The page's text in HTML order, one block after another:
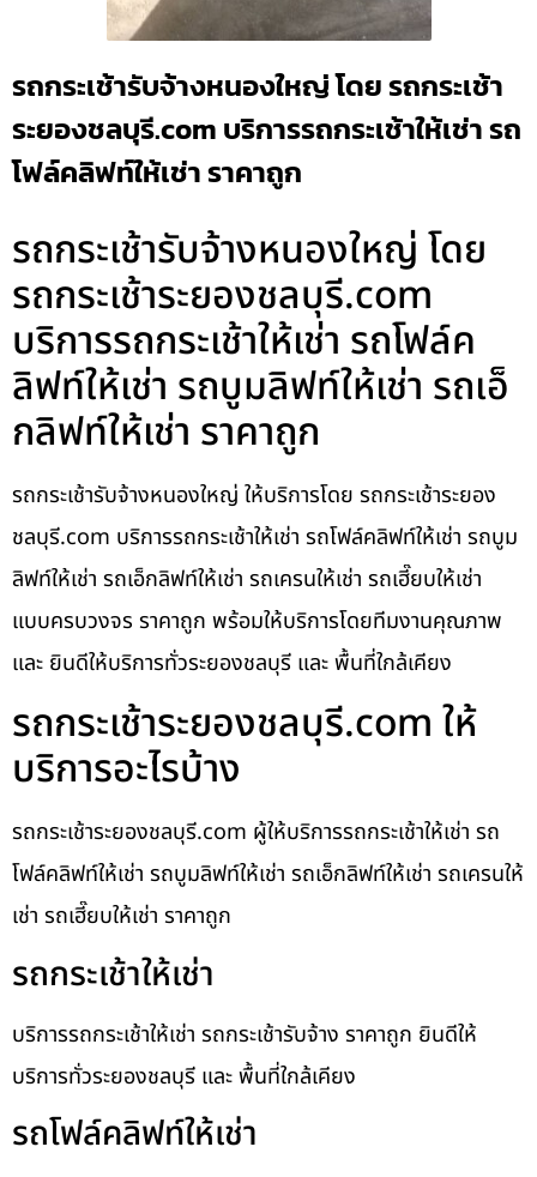
รถกระเช้ารับจ้างหนองใหญ่ โดย รถกระเช้า
ระยองชลบุรี.com บริการรถกระเช้าให้เช่า รถ
โฟล์คลิฟท์ให้เช่า ราคาถูก
รถกระเช้ารับจ้างหนองใหญ่ โดย
รถกระเช้าระยองชลบุรี.com
บริการรถกระเช้าให้เช่า รถโฟล์ค
ลิฟท์ให้เช่า รถบูมลิฟท์ให้เช่า รถเอ็
กลิฟท์ให้เช่า ราคาถูก
รถกระเช้ารับจ้างหนองใหญ่ ให้บริการโดย รถกระเช้าระยอง
ชลบุรี.com บริการรถกระเช้าให้เช่า รถโฟล์คลิฟท์ให้เช่า รถบูม
ลิฟท์ให้เช่า รถเอ็กลิฟท์ให้เช่า รถเครนให้เช่า รถเฮี๊ยบให้เช่า
แบบครบวงจร ราคาถูก พร้อมให้บริการโดยทีมงานคุณภาพ
และ ยินดีให้บริการทั่วระยองชลบุรี และ พื้นที่ใกล้เคียง
รถกระเช้าระยองชลบุรี.com ให้
บริการอะไรบ้าง
รถกระเช้าระยองชลบุรี.com ผู้ให้บริการรถกระเช้าให้เช่า รถ
โฟล์คลิฟท์ให้เช่า รถบูมลิฟท์ให้เช่า รถเอ็กลิฟท์ให้เช่า รถเครนให้
เช่า รถเฮี๊ยบให้เช่า ราคาถูก
รถกระเช้าให้เช่า
บริการรถกระเช้าให้เช่า รถกระเช้ารับจ้าง ราคาถูก ยินดีให้
บริการทั่วระยองชลบุรี และ พื้นที่ใกล้เคียง
รถโฟล์คลิฟท์ให้เช่า